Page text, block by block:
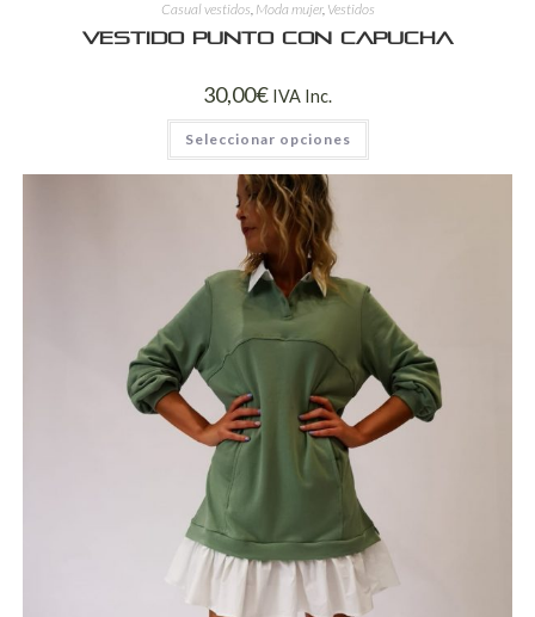
Casual vestidos Moda mujer, Vestidos
Vestido punto con capucha
30,00€ IVA Inc.
Seleccionar opciones